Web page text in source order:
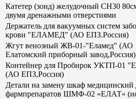
Катетер (зонд) желудочный СН30
двумя дренажными отверстиями
Держатель для вакуумных систем
крови "ЕЛАМЕД" (АО ЕПЗ.Россия)
Жгут венозный ЖВ-01-"Еламед" (АО
Елатомский приборный завод,Россия)
Контейнер для Пробирок УКТП-01
(АО ЕПЗ,Россия)
Детали на замену шкаф медицинский
фармпрепаратов ШМФ-02 «ЕЛАТ»